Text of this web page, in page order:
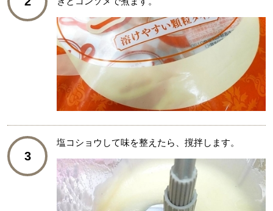
3
塩コショウして味を整えたら、撹拌します。